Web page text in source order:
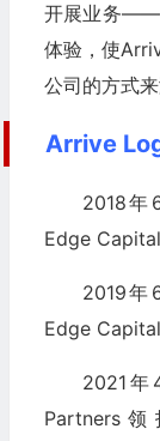
开展业务——
体验，使
公司的方式来
Arrive
2018年
Edge Capital
2019年
Edge
2021年
Partners